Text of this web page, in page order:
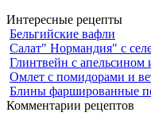
Интересные рецепты
Бельгийские вафли
Салат" Нормандия" с
Глинтвейн с апельсином
Омлет с помидорами и
Блины фаршированные
Комментарии рецептов